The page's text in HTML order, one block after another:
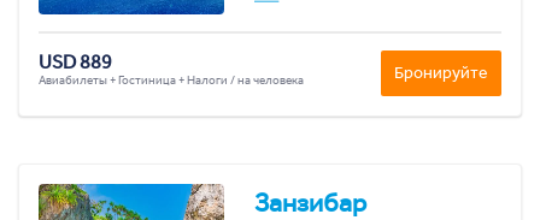
USD 889
Авиабилеты + Гостиница + Налоги / на человека Бронируйте
Занзибар